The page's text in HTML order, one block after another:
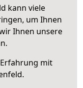
kann viele
um Ihnen
Ihnen unsere
mit
.